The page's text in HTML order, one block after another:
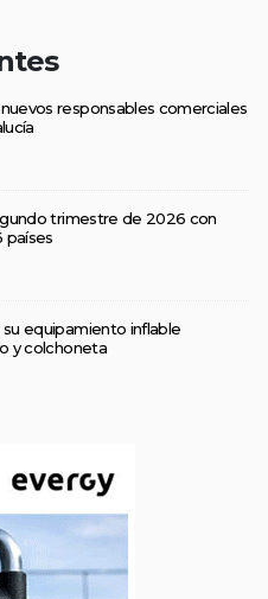
responsables comerciales
trimestre de 2026 con
países
equipamiento inflable
y colchoneta